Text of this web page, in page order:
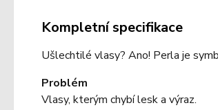
Kompletní specifikace
Ušlechtilé vlasy? Ano! Perla je
Problém
Vlasy, kterým chybí lesk a výraz.